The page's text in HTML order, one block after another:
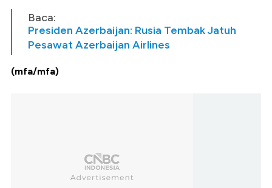
Baca:
Presiden Azerbaijan: Rusia Tembak Jatuh
Pesawat Azerbaijan Airlines
(mfa/mfa)